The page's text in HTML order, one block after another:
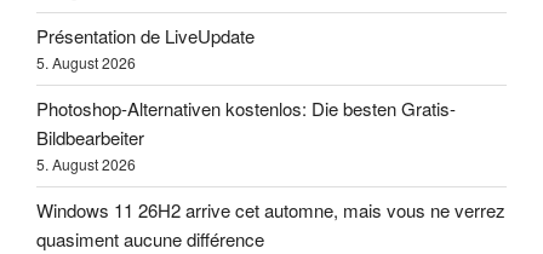
Présentation de LiveUpdate
5. August 2026
Photoshop-Alternativen kostenlos: Die besten Gratis-
Bildbearbeiter
5. August 2026
Windows 11 26H2 arrive cet automne, mais vous ne verrez
quasiment aucune différence